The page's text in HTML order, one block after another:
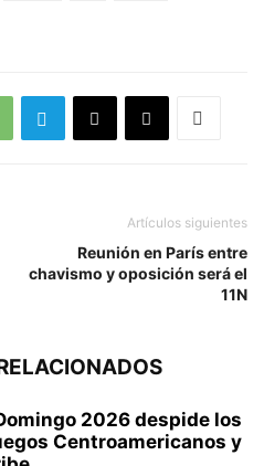
Artículos siguientes
Reunión en París entre
chavismo y oposición será el
11N
2026 despide los
Centroamericanos y